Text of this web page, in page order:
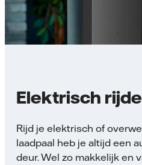
Elektrisch
Rijd je elektrisch of
laadpaal heb je altijd een
deur. Wel zo makkelijk en